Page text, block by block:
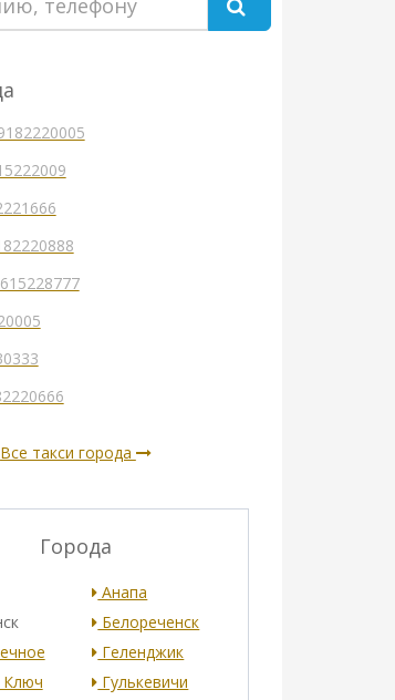
Все такси города
Города
Анапа
Белореченск
Геленджик
Гулькевичи